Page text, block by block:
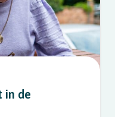
in de